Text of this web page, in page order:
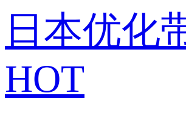
日本优化
HOT